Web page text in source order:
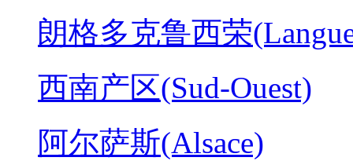
朗格多克鲁西荣
西南产区(Sud-Ouest)
阿尔萨斯(Alsace)